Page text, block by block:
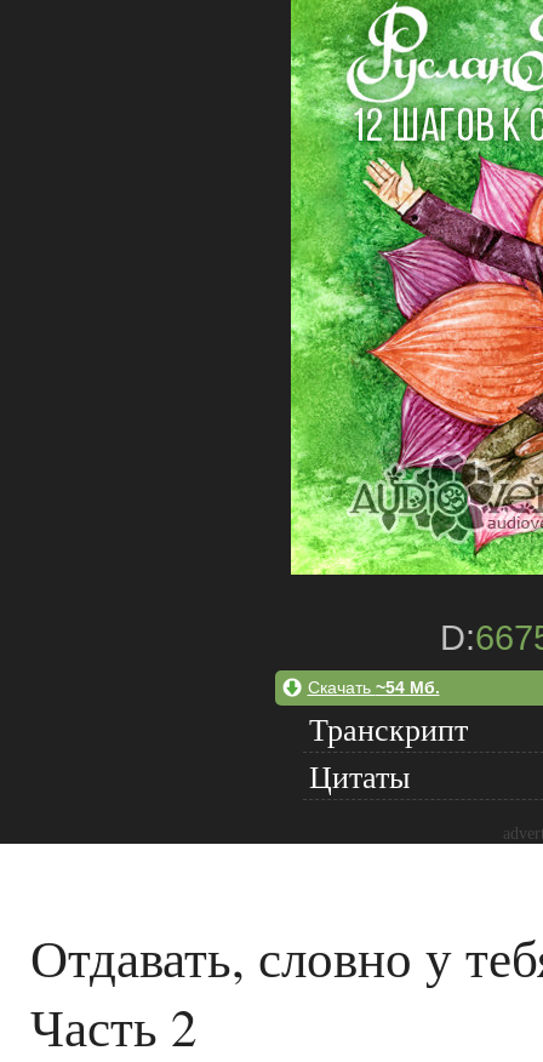
D:
Скачать ~54 Мб.
Транскрипт
Цитаты
Отдавать, словно у
Часть 2